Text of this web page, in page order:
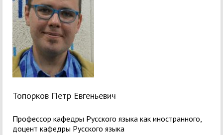
Топорков Петр Евгеньевич
Профессор кафедры Русского языка как иностранного,
доцент кафедры Русского языка